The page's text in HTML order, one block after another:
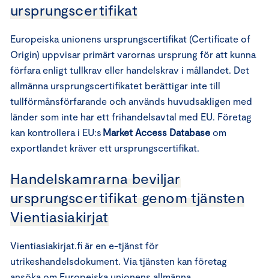
ursprungscertifikat
Europeiska unionens ursprungscertifikat (Certificate of
Origin) uppvisar primärt varornas ursprung för att kunna
förfara enligt tullkrav eller handelskrav i mållandet. Det
allmänna ursprungscertifikatet berättigar inte till
tullförmånsförfarande och används huvudsakligen med
länder som inte har ett frihandelsavtal med EU. Företag
kan kontrollera i EU:s Market Access Database om
exportlandet kräver ett ursprungscertifikat.
Handelskamrarna beviljar
ursprungscertifikat genom tjänsten
Vientiasiakirjat
Vientiasiakirjat.fi är en e-tjänst för
utrikeshandelsdokument. Via tjänsten kan företag